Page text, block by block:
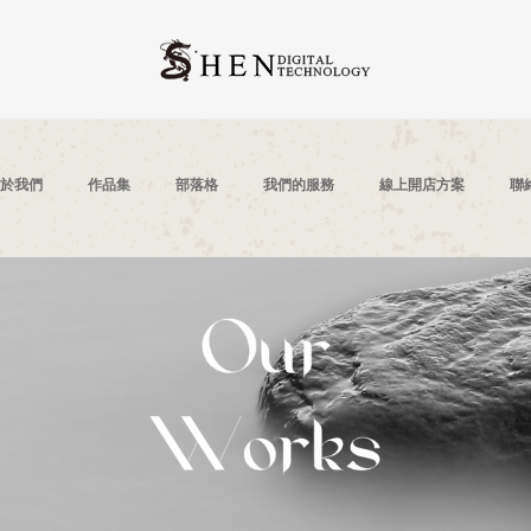
我們 作品集 部落格 我們的服務 線上開店方案 聯